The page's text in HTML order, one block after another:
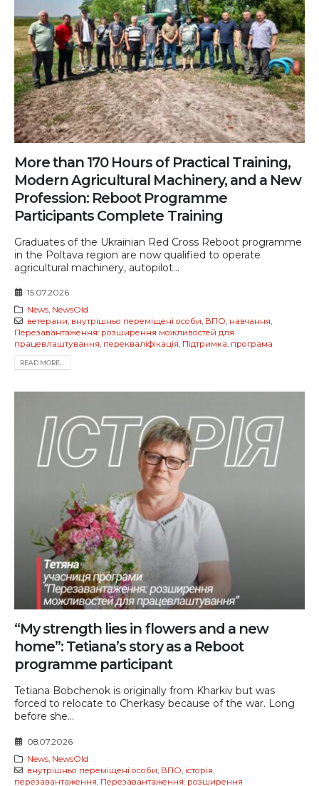
More than 170 Hours of Practical Training,
Modern Agricultural Machinery, and a New
Profession: Reboot Programme
Participants Complete Training
Graduates of the Ukrainian Red Cross Reboot programme
in the Poltava region are now qualified to operate
agricultural machinery, autopilot...
15.07.2026
News, NewsOld
ветерани, внутрішньо переміщені особи, ВПО, навчання,
Перезавантаження: розширення можливостей для
працевлаштування, перекваліфікація, Підтримка, програма
READ MORE...
“My strength lies in flowers and a new
home”: Tetiana’s story as a Reboot
programme participant
Tetiana Bobchenok is originally from Kharkiv but was
forced to relocate to Cherkasy because of the war. Long
before she...
08.07.2026
News, NewsOld
внутрішньо переміщені особи ВПО історія
перезавантаження Перезавантаження: розширення